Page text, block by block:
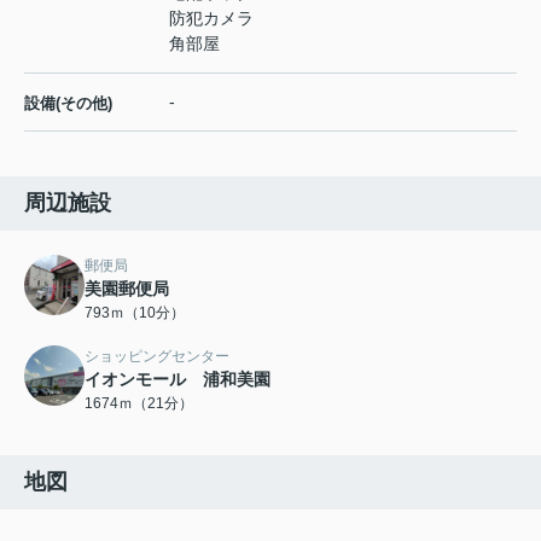
防犯カメラ
角部屋
設備(その他) -
周辺施設
郵便局
美園郵便局
793ｍ（10分）
ショッピングセンター
イオンモール 浦和美園
1674ｍ（21分）
地図